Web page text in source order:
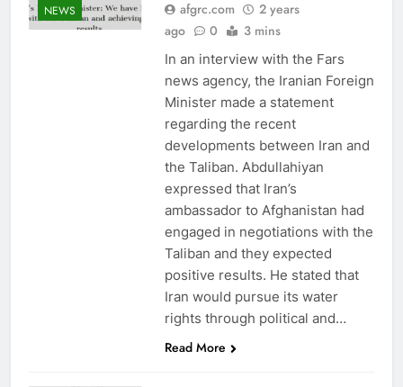
NEWS afgrc.com
2 years
ago
0 3 mins
In an interview with the Fars
news agency, the Iranian Foreign
Minister made a statement
regarding the recent
developments between Iran and
the Taliban. Abdullahiyan
expressed that Iran’s
ambassador to Afghanistan had
engaged in negotiations with the
Taliban and they expected
positive results. He stated that
Iran would pursue its water
rights through political and…
Read More